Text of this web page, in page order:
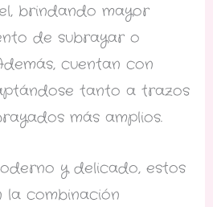
brindando mayor
de subrayar o
cuentan con
tanto a trazos
más amplios.
y delicado, estos
combinación